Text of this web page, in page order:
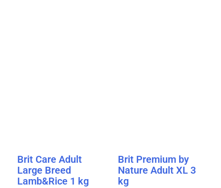
Brit Care Adult
Large Breed
Lamb&Rice 1 kg
Brit Premium by
Nature Adult XL 3
kg